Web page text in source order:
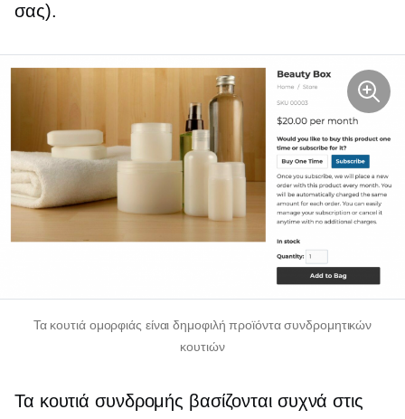
σας).
Τα κουτιά ομορφιάς είναι δημοφιλή προϊόντα συνδρομητικών
κουτιών
Τα κουτιά συνδρομής βασίζονται συχνά στις